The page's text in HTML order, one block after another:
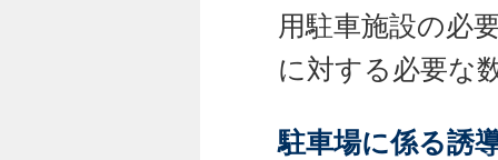
用駐車施設の必
に対する必要な
駐車場に係る誘